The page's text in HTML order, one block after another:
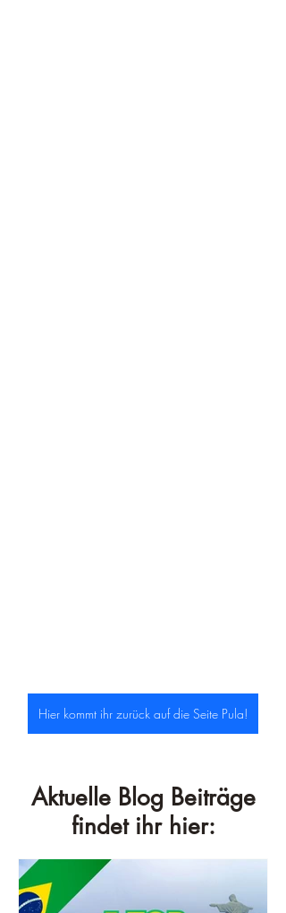
Hier kommt ihr zurück auf die Seite Pula!
Aktuelle Blog Beiträge
findet ihr hier: